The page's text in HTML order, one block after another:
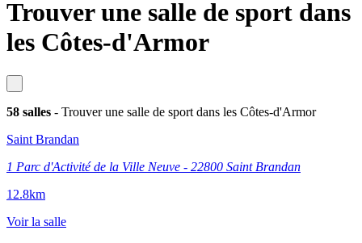
Trouver une salle de sport dans
les Côtes-d'Armor
58 salles - Trouver une salle de sport dans les Côtes-d'Armor
Saint Brandan
1 Parc d'Activité de la Ville Neuve - 22800 Saint Brandan
12.8km
Voir la salle